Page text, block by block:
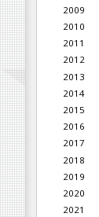
2009
2010
2011
2012
2013
2014
2015
2016
2017
2018
2019
2020
2021